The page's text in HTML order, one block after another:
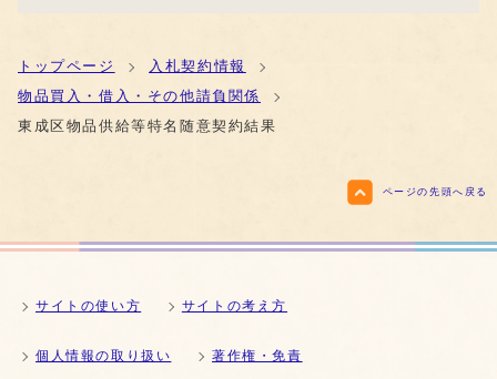
トップページ
入札契約情報
物品買入・借入・その他請負関係
東成区物品供給等特名随意契約結果
ページの先頭へ戻る
サイトの使い方 サイトの考え方
個人情報の取り扱い 著作権・免責